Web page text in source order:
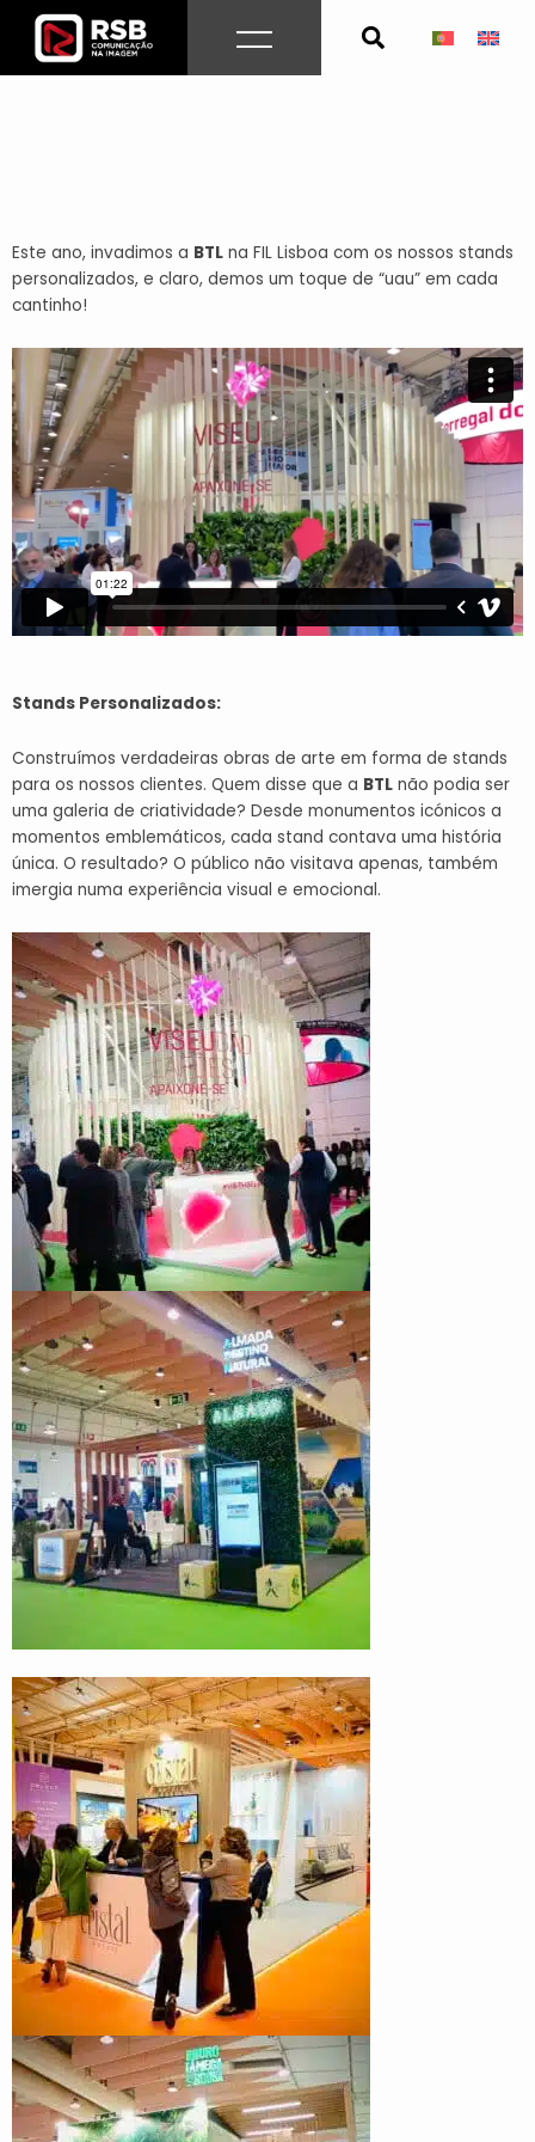
content
Este ano, invadimos a BTL na FIL Lisboa com os nossos stands
personalizados, e claro, demos um toque de “uau” em cada
cantinho!
Stands Personalizados:
Construímos verdadeiras obras de arte em forma de stands
para os nossos clientes. Quem disse que a BTL não podia ser
uma galeria de criatividade? Desde monumentos icónicos a
momentos emblemáticos, cada stand contava uma história
única. O resultado? O público não visitava apenas, também
imergia numa experiência visual e emocional.